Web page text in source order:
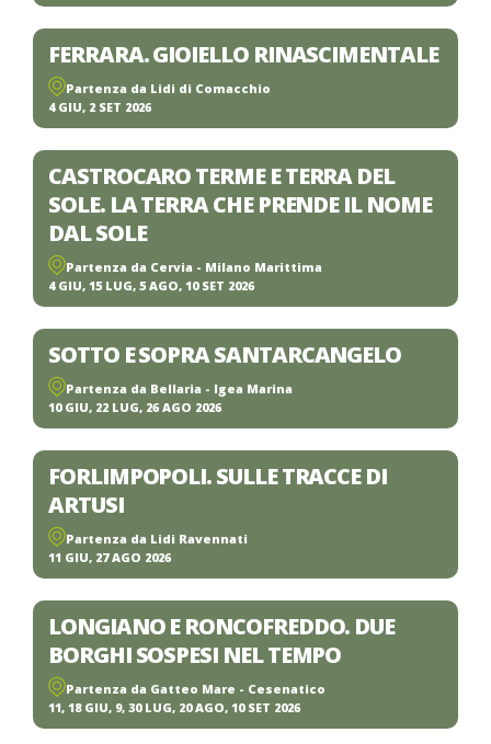
FERRARA. GIOIELLO RINASCIMENTALE
Partenza da Lidi di Comacchio
4 GIU, 2 SET 2026
CASTROCARO TERME E TERRA DEL
SOLE. LA TERRA CHE PRENDE IL NOME
DAL SOLE
Partenza da Cervia - Milano Marittima
4 GIU, 15 LUG, 5 AGO, 10 SET 2026
SOTTO E SOPRA SANTARCANGELO
Partenza da Bellaria - Igea Marina
10 GIU, 22 LUG, 26 AGO 2026
FORLIMPOPOLI. SULLE TRACCE DI
ARTUSI
Partenza da Lidi Ravennati
11 GIU, 27 AGO 2026
LONGIANO E RONCOFREDDO. DUE
BORGHI SOSPESI NEL TEMPO
Partenza da Gatteo Mare - Cesenatico
11, 18 GIU, 9, 30 LUG, 20 AGO, 10 SET 2026